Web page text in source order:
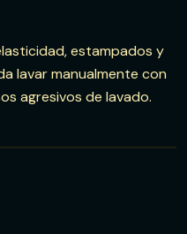
estampados y
lavar manualmente con
agresivos de lavado.